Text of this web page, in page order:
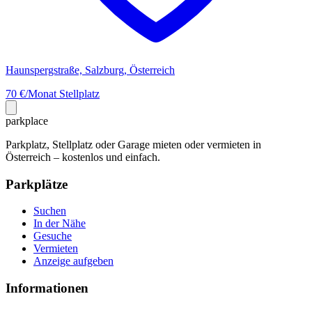
Haunspergstraße, Salzburg, Österreich
70 €/Monat Stellplatz
parkplace
Parkplatz, Stellplatz oder Garage mieten oder vermieten in
Österreich – kostenlos und einfach.
Parkplätze
Suchen
In der Nähe
Gesuche
Vermieten
Anzeige aufgeben
Informationen